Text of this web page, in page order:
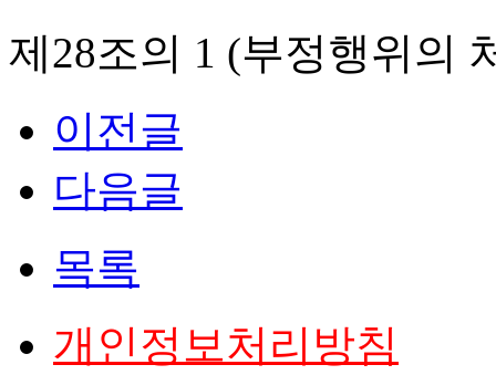
제28조의 1 (부정행위의
이전글
다음글
목록
개인정보처리방침